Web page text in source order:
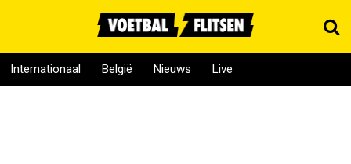
Internationaal België Nieuws Live